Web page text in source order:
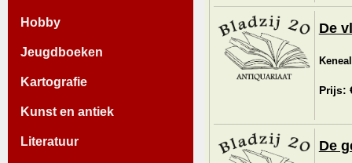
Hobby
Jeugdboeken
Kartografie
Kunst en antiek
Literatuur
De
Prijs:
De